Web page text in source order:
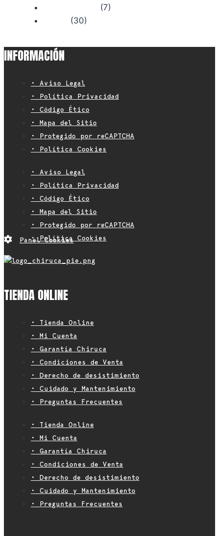
(7)
(30)
INFORMACIÓN
• Aviso Legal
• Política Privacidad
• Código Ético
• Mapa del Sitio
• Protegido por reCAPTCHA
• Política Cookies
• Aviso Legal
• Política Privacidad
• Código Ético
• Mapa del Sitio
• Protegido por reCAPTCHA
• Política Cookies
Panel Cookies
TIENDA ONLINE
• Tienda Online
• Mi Cuenta
• Garantía Chiruca
• Condiciones de Venta
• Derecho de desistimiento
• Cuidado y Mantenimiento
• Preguntas Frecuentes
• Tienda Online
• Mi Cuenta
• Garantía Chiruca
• Condiciones de Venta
• Derecho de desistimiento
• Cuidado y Mantenimiento
• Preguntas Frecuentes